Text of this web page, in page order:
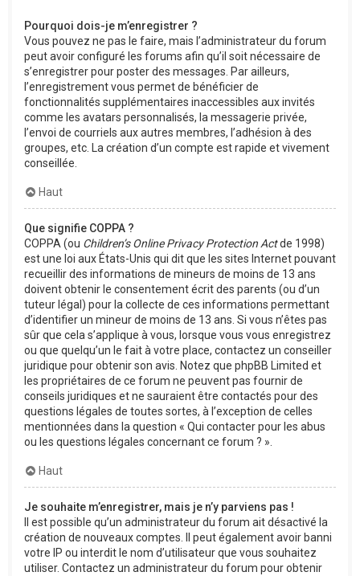
Pourquoi dois-je m’enregistrer ?
Vous pouvez ne pas le faire, mais l’administrateur du forum
peut avoir configuré les forums afin qu’il soit nécessaire de
s’enregistrer pour poster des messages. Par ailleurs,
l’enregistrement vous permet de bénéficier de
fonctionnalités supplémentaires inaccessibles aux invités
comme les avatars personnalisés, la messagerie privée,
l’envoi de courriels aux autres membres, l’adhésion à des
groupes, etc. La création d’un compte est rapide et vivement
conseillée.
Haut
Que signifie COPPA ?
COPPA (ou Children’s Online Privacy Protection Actde 1998)
est une loi aux États-Unis qui dit que les sites Internet pouvant
recueillir des informations de mineurs de moins de 13 ans
doivent obtenir le consentement écrit des parents (ou d’un
tuteur légal) pour la collecte de ces informations permettant
d’identifier un mineur de moins de 13 ans. Si vous n’êtes pas
sûr que cela s’applique à vous, lorsque vous vous enregistrez
ou que quelqu’un le fait à votre place, contactez un conseiller
juridique pour obtenir son avis. Notez que phpBB Limited et
les propriétaires de ce forum ne peuvent pas fournir de
conseils juridiques et ne sauraient être contactés pour des
questions légales de toutes sortes, à l’exception de celles
mentionnées dans la question « Qui contacter pour les abus
ou les questions légales concernant ce forum ? ».
Haut
Je souhaite m’enregistrer, mais je n’y parviens pas !
Il est possible qu’un administrateur du forum ait désactivé la
création de nouveaux comptes. Il peut également avoir banni
votre IP ou interdit le nom d’utilisateur que vous souhaitez
utiliser. Contactez un administrateur du forum pour obtenir